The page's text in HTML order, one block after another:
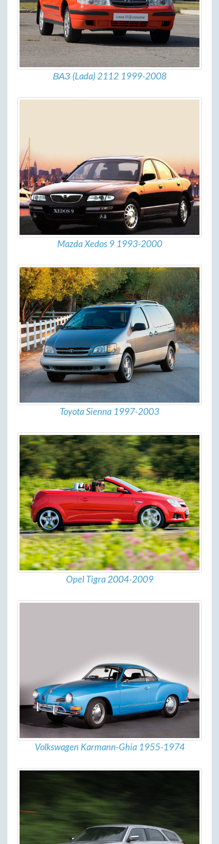
ВАЗ (Lada) 2112 1999-2008
Mazda Xedos 9 1993-2000
Toyota Sienna 1997-2003
Opel Tigra 2004-2009
Volkswagen Karmann-Ghia 1955-1974